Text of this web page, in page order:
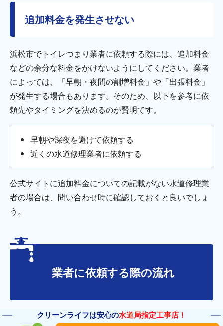
追加料金を発生させない
浜松市でトイレつまり業者に依頼する際には、追加料金
などの余分な料金をかけないようにしてください。業者
によっては、「早朝・夜間の割増料金」や「出張料金」
が発生する場合もあります。そのため、以下を参考に依
頼先やタイミングを決めるのが賢明です。
早朝や深夜を避けて依頼する
近くの水道修理業者に依頼する
公式サイトに追加料金についての記載がない水道修理業
者の場合は、問い合わせ時に確認しておくと良いでしょ
う。
業者に依頼する際の流れ
トイレつまり業者に依頼する際の大まかな流れは以下の
クリーンライフは安心の水道局指定工事店！